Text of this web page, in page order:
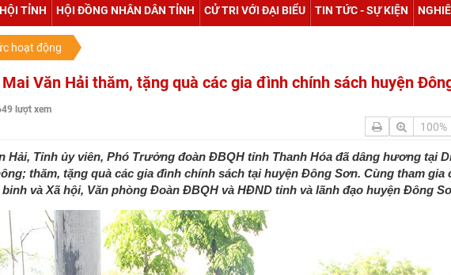
TỈNH HỘI ĐỒNG NHÂN DÂN TỈNH CỬ TRI VỚI ĐẠI BIỂU TIN TỨC - SỰ KIỆN
hoạt động
Văn Hải thăm, tặng quà các gia đình chính sách huyện
lượt xem
100%
Hải, Tỉnh ủy viên, Phó Trưởng đoàn ĐBQH tỉnh Thanh Hóa đã dâng hương tại
thăm, tặng quà các gia đình chính sách tại huyện Đông Sơn. Cùng tham gia
và Xã hội, Văn phòng Đoàn ĐBQH và HĐND tỉnh và lãnh đạo huyện Đông